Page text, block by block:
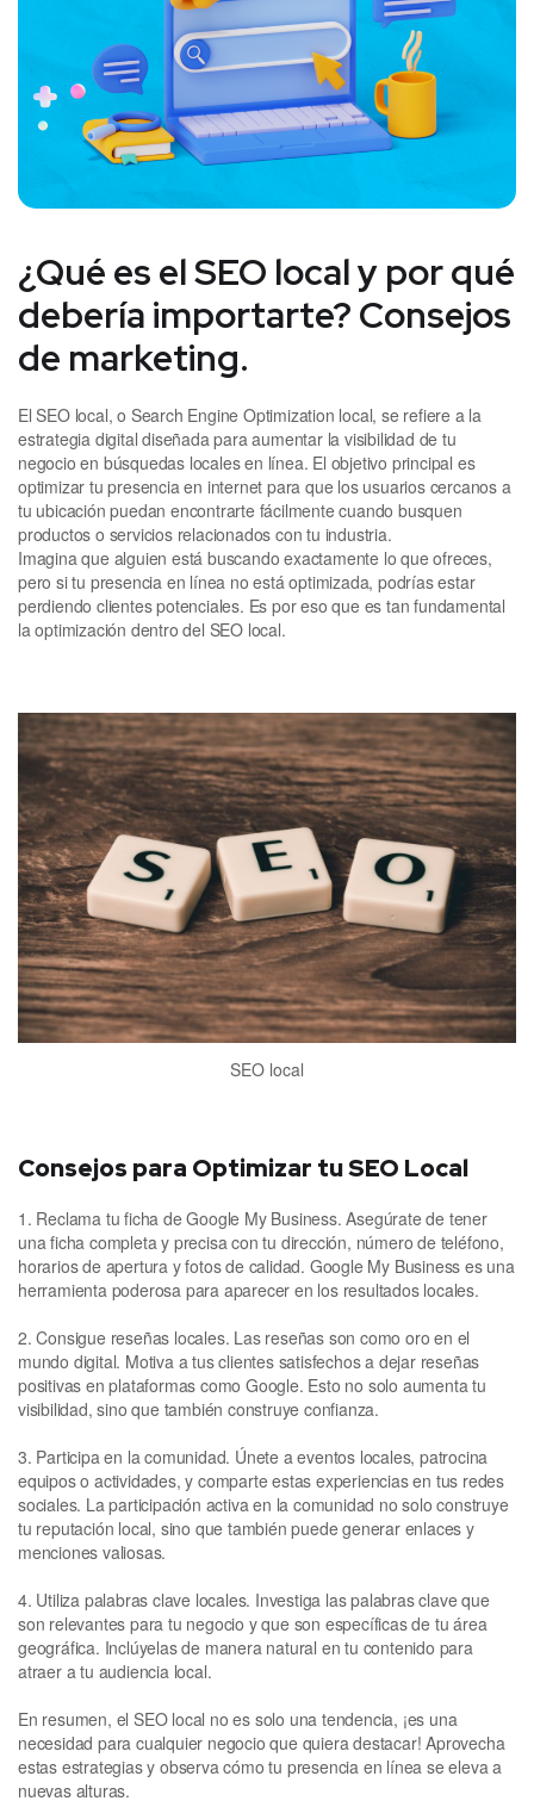
¿Qué es el SEO local y por qué
debería importarte? Consejos
de marketing.
El SEO local, o Search Engine Optimization local, se refiere a la
estrategia digital diseñada para aumentar la visibilidad de tu
negocio en búsquedas locales en línea. El objetivo principal es
optimizar tu presencia en internet para que los usuarios cercanos a
tu ubicación puedan encontrarte fácilmente cuando busquen
productos o servicios relacionados con tu industria.
Imagina que alguien está buscando exactamente lo que ofreces,
pero si tu presencia en línea no está optimizada, podrías estar
perdiendo clientes potenciales. Es por eso que es tan fundamental
la optimización dentro del SEO local.
SEO local
Consejos para Optimizar tu SEO Local
1. Reclama tu ficha de Google My Business. Asegúrate de tener
una ficha completa y precisa con tu dirección, número de teléfono,
horarios de apertura y fotos de calidad. Google My Business es una
herramienta poderosa para aparecer en los resultados locales.
2. Consigue reseñas locales. Las reseñas son como oro en el
mundo digital. Motiva a tus clientes satisfechos a dejar reseñas
positivas en plataformas como Google. Esto no solo aumenta tu
visibilidad, sino que también construye confianza.
3. Participa en la comunidad. Únete a eventos locales, patrocina
equipos o actividades, y comparte estas experiencias en tus redes
sociales. La participación activa en la comunidad no solo construye
tu reputación local, sino que también puede generar enlaces y
menciones valiosas.
4. Utiliza palabras clave locales. Investiga las palabras clave que
son relevantes para tu negocio y que son específicas de tu área
geográfica. Inclúyelas de manera natural en tu contenido para
atraer a tu audiencia local.
En resumen, el SEO local no es solo una tendencia, ¡es una
necesidad para cualquier negocio que quiera destacar! Aprovecha
estas estrategias y observa cómo tu presencia en línea se eleva a
nuevas alturas.